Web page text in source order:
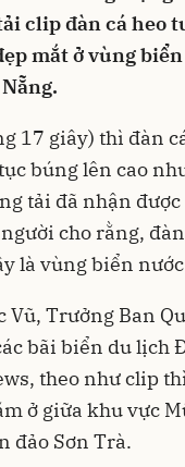
clip đàn cá heo
mắt ở vùng
17 giây) thì đàn
búng lên cao
tải đã nhận được
cho rằng,
là vùng biển
Vũ, Trưởng Ban
bãi biển du lịch
theo như clip
ở giữa khu vực
đảo Sơn Trà.